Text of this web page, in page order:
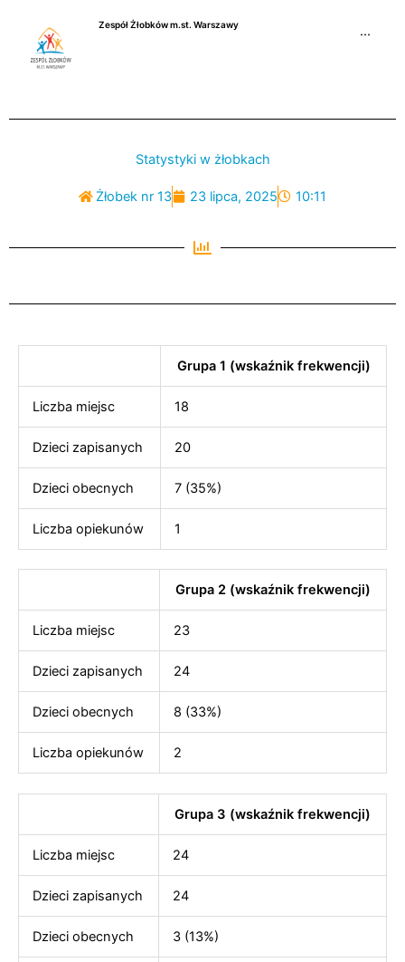
Zespół Żłobków m.st. Warszawy
···
Statystyki w żłobkach
Żłobek nr 13 23 lipca, 2025 10:11
Grupa 1 (wskaźnik frekwencji)
Liczba miejsc 18
Dzieci zapisanych 20
Dzieci obecnych 7 (35%)
Liczba opiekunów 1
Grupa 2 (wskaźnik frekwencji)
Liczba miejsc 23
Dzieci zapisanych 24
Dzieci obecnych 8 (33%)
Liczba opiekunów 2
Grupa 3 (wskaźnik frekwencji)
Liczba miejsc 24
Dzieci zapisanych 24
Dzieci obecnych 3 (13%)